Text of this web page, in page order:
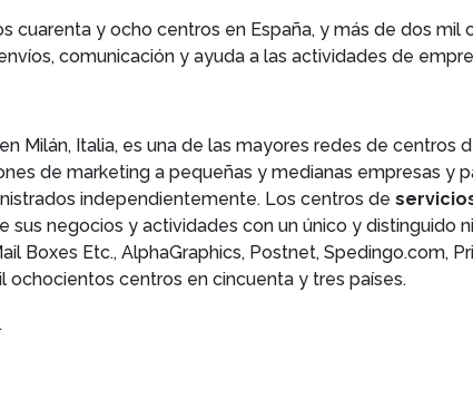
cuarenta y ocho centros en España, y más de dos
comunicación y ayuda a las actividades de
Milán, Italia, es una de las mayores redes de
de marketing a pequeñas y medianas empresas y
independientemente. Los centros de
sus negocios y actividades con un único y distinguido
Boxes Etc., AlphaGraphics, Postnet, Spedingo.com,
centros en cincuenta y tres países.
.